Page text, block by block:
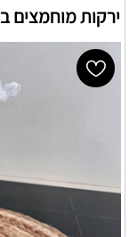
ירקות מוחמצים